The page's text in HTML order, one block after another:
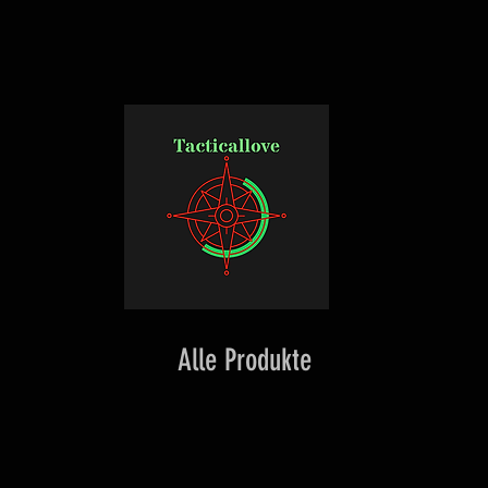
Alle Produkte